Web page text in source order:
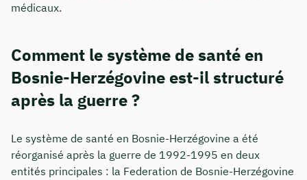
médicaux.
Comment le système de santé en
Bosnie-Herzégovine est-il structuré
après la guerre ?
Le système de santé en Bosnie-Herzégovine a été
réorganisé après la guerre de 1992-1995 en deux
entités principales : la Federation de Bosnie-Herzégovine